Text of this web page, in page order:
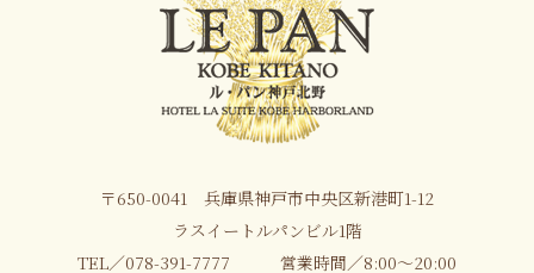
〒650-0041 兵庫県神戸市中央区新港町1-12
ラスイートルパンビル1階
TEL／078-391-7777 営業時間／8:00〜20:00